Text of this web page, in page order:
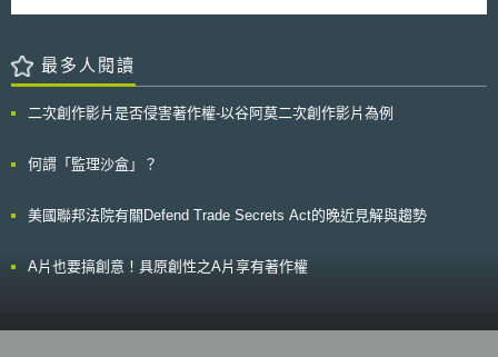
例，增訂集管團體之資產負債表、收支決算表、現金流量表等財務報表之揭
條第2項），係為建立集管團體公信力並強化良善治理與健全體質。 在
場集管團體持不同意見，認集管團體僅係對身為會員的權利人以及利用人負
眾開放查閱之理。利用人則提出「重複管理」是須要被解決的議題，以授權
露。權利人則反應授權金分配不透明，建議以資訊化的方式讓報酬分配機制
最多人閱讀
二次創作影片是否侵害著作權-以谷阿莫二次創作影片為例
何謂「監理沙盒」？
美國聯邦法院有關Defend Trade Secrets Act的晚近見解與趨勢
A片也要搞創意！具原創性之A片享有著作權